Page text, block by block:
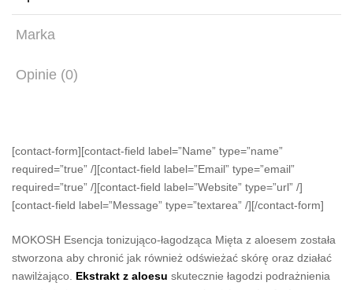
Marka
Opinie (0)
[contact-form][contact-field label=”Name” type=”name”
required=”true” /][contact-field label=”Email” type=”email”
required=”true” /][contact-field label=”Website” type=”url” /]
[contact-field label=”Message” type=”textarea” /][/contact-form]
MOKOSH Esencja tonizująco-łagodząca Mięta z aloesem została
stworzona aby chronić jak również odświeżać skórę oraz działać
nawilżająco. Ekstrakt z aloesu skutecznie łagodzi podrażnienia